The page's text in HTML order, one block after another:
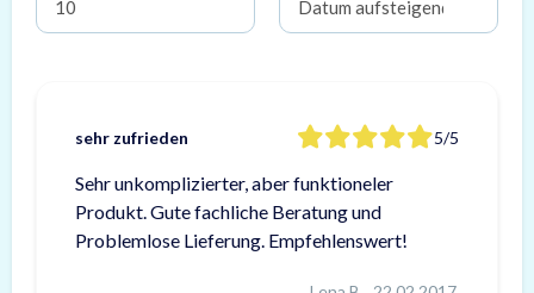
sehr zufrieden 5/5
Sehr unkomplizierter, aber funktioneler
Produkt. Gute fachliche Beratung und
Problemlose Lieferung. Empfehlenswert!